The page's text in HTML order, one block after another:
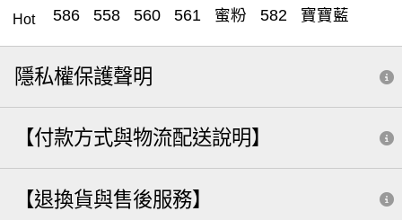
Hot
586
558 560 561 蜜粉 582
寶寶藍
粉底刷
遮瑕刷 570 531 551 腮紅刷
遮瑕
腮紅
粉底刮
收納
571 572 530 562 雙頭
筆刷
水滴刷
566 分裝 粉樸 588
513
小水滴 鼻影
隱私權保護聲明
【付款方式與物流配送說明】
【退換貨與售後服務】